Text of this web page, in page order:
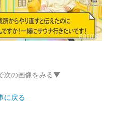
次の画像をみる▼
に戻る